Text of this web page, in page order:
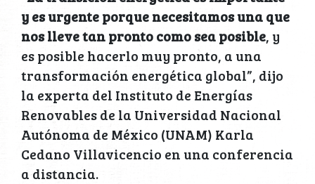
y es urgente porque necesitamos una que
nos lleve tan pronto como sea posible, y
es posible hacerlo muy pronto, a una
transformación energética global”, dijo
la experta del Instituto de Energías
Renovables de la Universidad Nacional
Autónoma de México (UNAM) Karla
Cedano Villavicencio en una conferencia
a distancia.